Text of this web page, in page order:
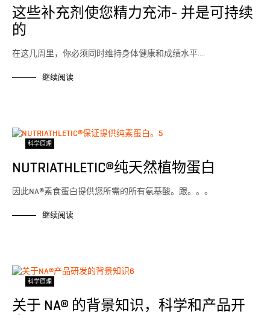
这些补充剂使您精力充沛- 并是可持续
的
在这几周里，你必须同时维持身体健康和成绩水平....
继续阅读
科学原理
NUTRIATHLETIC®纯天然植物蛋白
因此NA®素食蛋白提供您所需的所有氨基酸。跟。。。
继续阅读
科学原理
关于 NA® 的背景知识，科学和产品开